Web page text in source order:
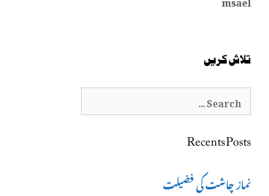
تلاش کریں
Search
Recents Posts
نماز چاشت کی فضیلت